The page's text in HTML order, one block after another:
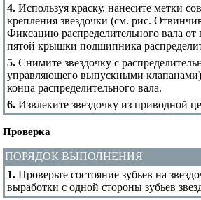
4. Используя краску, нанесите метки
крепления звездочки (см. рис.
Фиксацию распределительного вала
пятой крышки подшипника
5. Снимите звездочку с
управляющего выпускными клапанами
конца распределительного вала.
6. Извлеките звездочку из приводной
Проверка
ПОРЯДОК ВЫПОЛНЕНИЯ
1. Проверьте состояние зубьев на
выработки с одной стороны зубьев